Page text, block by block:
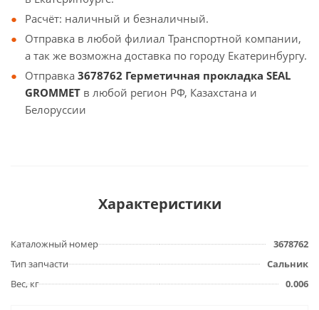
Расчёт: наличный и безналичный.
Отправка в любой филиал Транспортной компании,
а так же возможна доставка по городу Екатеринбургу.
Отправка 3678762 Герметичная прокладка SEAL
GROMMET в любой регион РФ, Казахстана и
Белоруссии
Характеристики
Каталожный номер
3678762
Тип запчасти
Сальник
Вес, кг
0.006